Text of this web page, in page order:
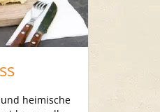
heimische